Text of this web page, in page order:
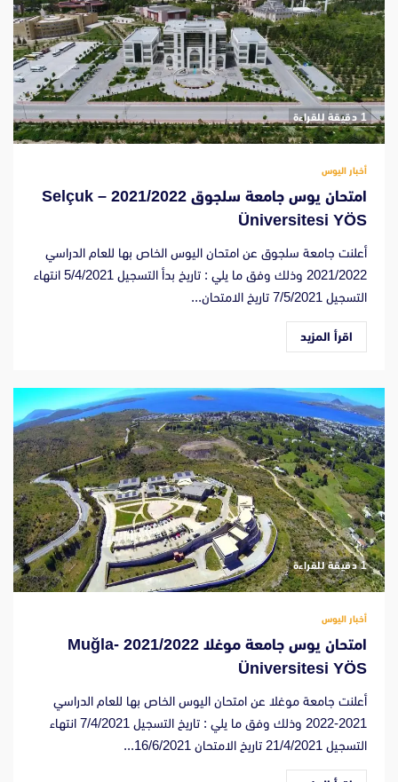
‫1 دقيقة للقراءة
أخبار اليوس
امتحان يوس جامعة سلجوق 2021/2022 – Selçuk
Üniversitesi YÖS
أعلنت جامعة سلجوق عن امتحان اليوس الخاص بها للعام الدراسي
2021/2022 وذلك وفق ما يلي : تاريخ بدأ التسجيل 5/4/2021 انتهاء
التسجيل 7/5/2021 تاريخ الامتحان...
اقرأ المزيد
‫1 دقيقة للقراءة
أخبار اليوس
امتحان يوس جامعة موغلا 2021/2022 -Muğla
Üniversitesi YÖS
أعلنت جامعة موغلا عن امتحان اليوس الخاص بها للعام الدراسي
2021-2022 وذلك وفق ما يلي : تاريخ التسجيل 7/4/2021 انتهاء
التسجيل 21/4/2021 تاريخ الامتحان 16/6/2021...